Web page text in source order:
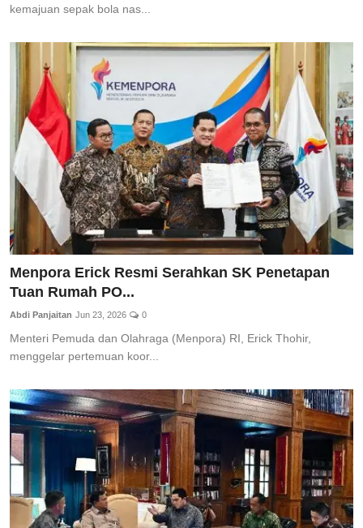
kemajuan sepak bola nas...
Menpora Erick Resmi Serahkan SK Penetapan
Tuan Rumah PO...
Abdi Panjaitan Jun 23, 2026 0
Menteri Pemuda dan Olahraga (Menpora) RI, Erick Thohir,
menggelar pertemuan koor...